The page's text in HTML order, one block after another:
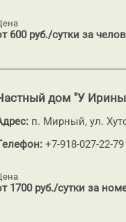
600 руб./сутки за
дом "У
п. Мирный, ул.
+7-918-027-22-
1700 руб./сутки за